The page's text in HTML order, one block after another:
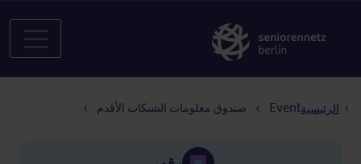
الرئيسيةEvent صندوق معلومات الشبكات الأقدم